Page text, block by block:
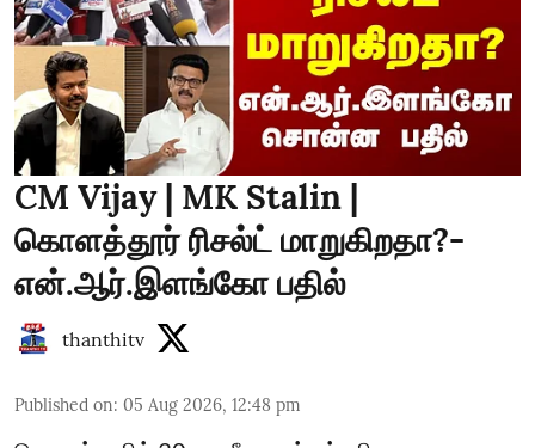
CM Vijay | MK Stalin |
கொளத்தூர் ரிசல்ட் மாறுகிறதா?-
என்.ஆர்.இளங்கோ பதில்
thanthitv
Published on: 05 Aug 2026, 12:48 pm